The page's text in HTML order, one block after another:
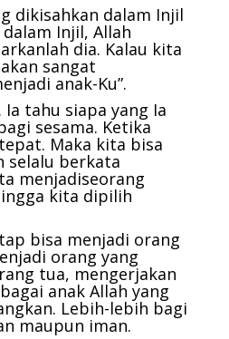
dikisahkan dalam Injil
Injil, Allah
dia. Kalau kita
sangat
anak-Ku”.
tahu siapa yang Ia
sesama. Ketika
Maka kita bisa
selalu berkata
menjadiseorang
kita dipilih
bisa menjadi orang
orang yang
tua, mengerjakan
anak Allah yang
Lebih-lebih bagi
maupun iman.